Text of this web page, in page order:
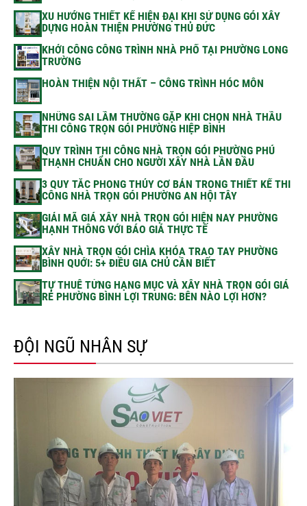
XU HƯỚNG THIẾT KẾ HIỆN ĐẠI KHI SỬ DỤNG GÓI XÂY
DỰNG HOÀN THIỆN PHƯỜNG THỦ ĐỨC
KHỞI CÔNG CÔNG TRÌNH NHÀ PHỐ TẠI PHƯỜNG LONG
TRƯỜNG
HOÀN THIỆN NỘI THẤT – CÔNG TRÌNH HÓC MÔN
NHỮNG SAI LẦM THƯỜNG GẶP KHI CHỌN NHÀ THẦU
THI CÔNG TRỌN GÓI PHƯỜNG HIỆP BÌNH
QUY TRÌNH THI CÔNG NHÀ TRỌN GÓI PHƯỜNG PHÚ
THẠNH CHUẨN CHO NGƯỜI XÂY NHÀ LẦN ĐẦU
3 QUY TẮC PHONG THỦY CƠ BẢN TRONG THIẾT KẾ THI
CÔNG NHÀ TRỌN GÓI PHƯỜNG AN HỘI TÂY
GIẢI MÃ GIÁ XÂY NHÀ TRỌN GÓI HIỆN NAY PHƯỜNG
HẠNH THÔNG VỚI BÁO GIÁ THỰC TẾ
XÂY NHÀ TRỌN GÓI CHÌA KHÓA TRAO TAY PHƯỜNG
BÌNH QUỚI: 5+ ĐIỀU GIA CHỦ CẦN BIẾT
TỰ THUÊ TỪNG HẠNG MỤC VÀ XÂY NHÀ TRỌN GÓI GIÁ
RẺ PHƯỜNG BÌNH LỢI TRUNG: BÊN NÀO LỢI HƠN?
ĐỘI NGŨ NHÂN SỰ